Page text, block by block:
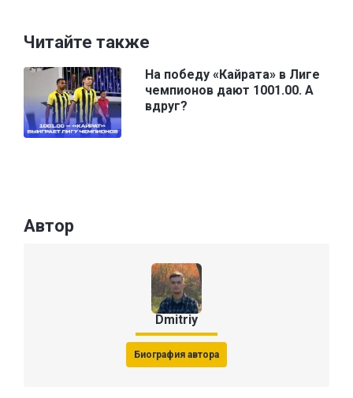
Читайте также
На победу «Кайрата» в Лиге
чемпионов дают 1001.00. А
вдруг?
Автор
Dmitriy
Биография автора